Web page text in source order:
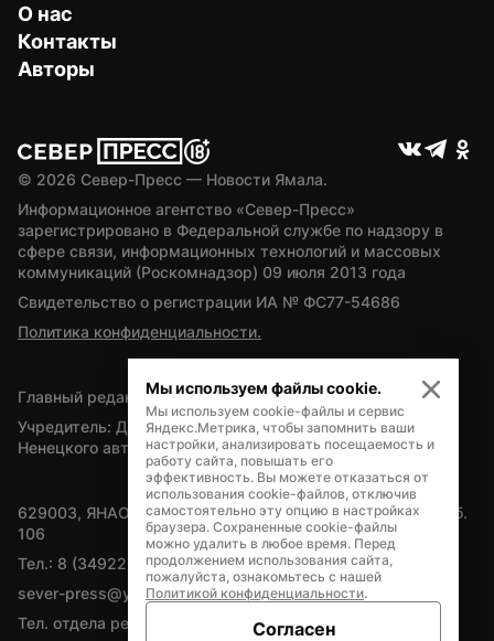
О нас
Контакты
Авторы
© 2026 Север-Пресс — Новости Ямала.
Информационное агентство «Север-Пресс»
зарегистрировано в Федеральной службе по надзору в
сфере связи, информационных технологий и массовых
коммуникаций (Роскомнадзор) 09 июля 2013 года
Свидетельство о регистрации ИА № ФС77-54686
Политика конфиденциальности.
Главный редактор — А.Л. Поздеев
Учредитель: Департамент внутренней политики Ямало-
Ненецкого автономного округа
629003, ЯНАО, Салехард, мкр. Богдана Кнунянца, д.1, каб.
106
Тел.: 8 (34922) 71262
sever-press@yamal-media.ru
Тел. отдела рекламы: 8 (34922) 42728
Мы используем файлы cookie.
Мы используем cookie-файлы и сервис
Яндекс.Метрика, чтобы запомнить ваши
настройки, анализировать посещаемость и
работу сайта, повышать его
эффективность. Вы можете отказаться от
использования cookie-файлов, отключив
самостоятельно эту опцию в настройках
браузера. Сохраненные cookie-файлы
можно удалить в любое время. Перед
продолжением использования сайта,
пожалуйста, ознакомьтесь с нашей
Политикой конфиденциальности.
Согласен